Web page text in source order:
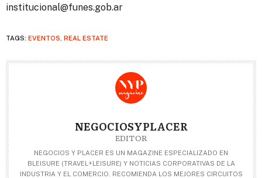
institucional@funes.gob.ar
TAGS: EVENTOS REAL ESTATE
NEGOCIOSYPLACER
EDITOR
NEGOCIOS Y PLACER ES UN MAGAZINE ESPECIALIZADO EN
BLEISURE (TRAVEL+LEISURE) Y NOTICIAS CORPORATIVAS DE LA
INDUSTRIA Y EL COMERCIO. RECOMIENDA LOS MEJORES CIRCUITOS